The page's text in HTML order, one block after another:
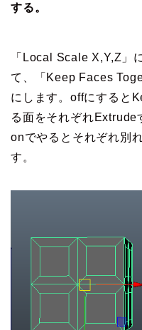
する。
「Local Scale X,Y,Z」
て、「Keep Faces
にします。offにすると
る面をそれぞれExtrude
onでやるとそれぞれ別
す。